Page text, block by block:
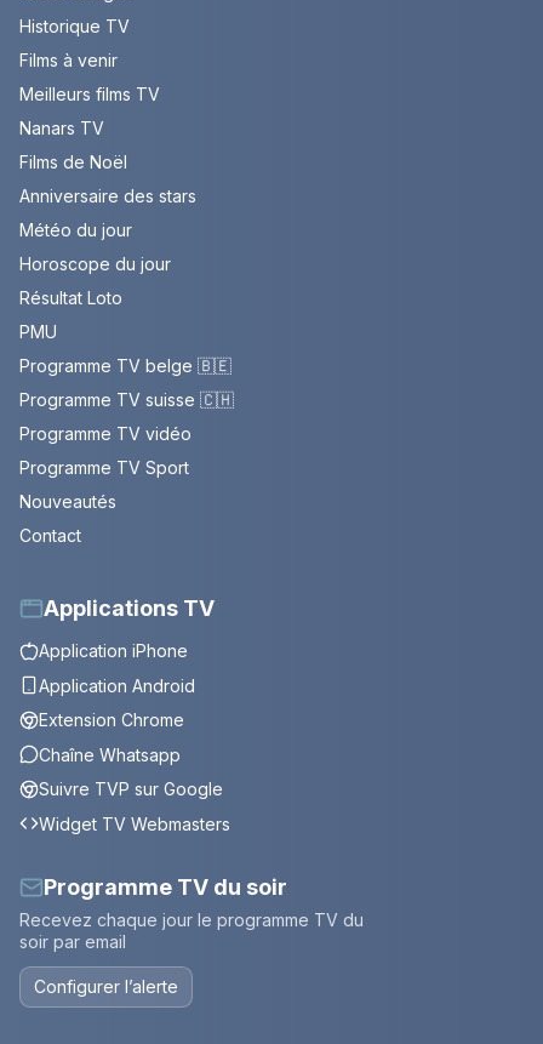
Historique TV
Films à venir
Meilleurs films TV
Nanars TV
Films de Noël
Anniversaire des stars
Météo du jour
Horoscope du jour
Résultat Loto
PMU
Programme TV belge 🇧🇪
Programme TV suisse 🇨🇭
Programme TV vidéo
Programme TV Sport
Nouveautés
Contact
Applications TV
Application iPhone
Application Android
Extension Chrome
Chaîne Whatsapp
Suivre TVP sur Google
Widget TV Webmasters
Programme TV du soir
Recevez chaque jour le programme TV du
soir par email
Configurer l’alerte